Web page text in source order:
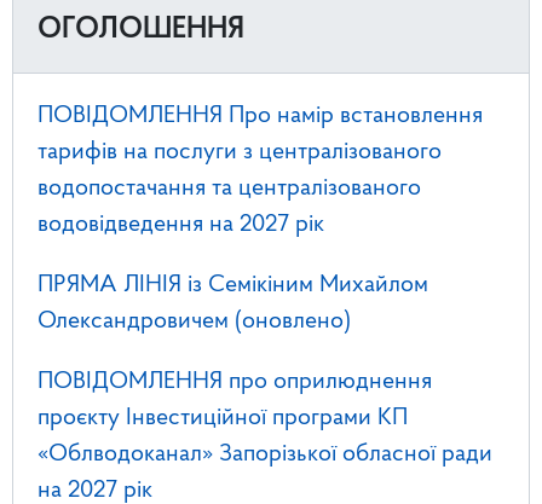
ОГОЛОШЕННЯ
ПОВІДОМЛЕННЯ Про намір встановлення
тарифів на послуги з централізованого
водопостачання та централізованого
водовідведення на 2027 рік
ПРЯМА ЛІНІЯ із Семікіним Михайлом
Олександровичем (оновлено)
ПОВІДОМЛЕННЯ про оприлюднення
проєкту Інвестиційної програми КП
«Облводоканал» Запорізької обласної ради
на 2027 рік